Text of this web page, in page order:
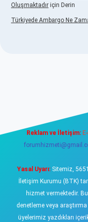
Oluşmaktadır için Derin
Türkiyede Ambargo Ne
Reklam ve İletişim:
Yasal Uyarı:Sitemiz,
İletişim Kurumu (BTK)
hizmet vermektedir.
denetleme veya
üyelerimiz yazdıkları